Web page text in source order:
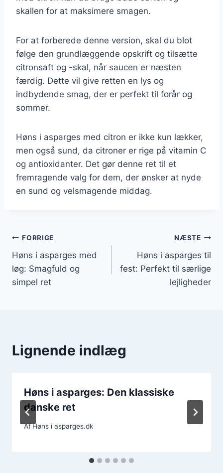
skallen for at maksimere smagen.
For at forberede denne version, skal du blot
følge den grundlæggende opskrift og tilsætte
citronsaft og -skal, når saucen er næsten
færdig. Dette vil give retten en lys og
indbydende smag, der er perfekt til forår og
sommer.
Høns i asparges med citron er ikke kun lækker,
men også sund, da citroner er rige på vitamin C
og antioxidanter. Det gør denne ret til et
fremragende valg for dem, der ønsker at nyde
en sund og velsmagende middag.
Indlægsnavigation
FORRIGE
Høns i asparges med
løg: Smagfuld og
simpel ret
NÆSTE
Høns i asparges til
fest: Perfekt til særlige
lejligheder
Lignende indlæg
Høns i asparges: Den klassiske
danske ret
AfHøns i asparges.dk